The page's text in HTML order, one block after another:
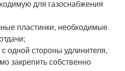
для газоснабжения
пластинки, необходимые
одной стороны удлинителя,
закрепить собственно